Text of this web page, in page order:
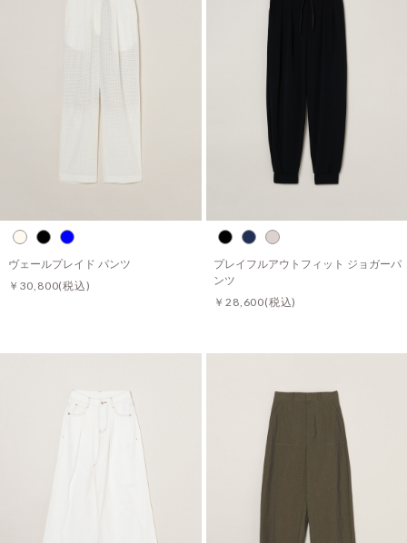
ヴェールプレイド パンツ
￥30,800(税込)
プレイフルアウトフィット ジョガーパ
ンツ
￥28,600(税込)